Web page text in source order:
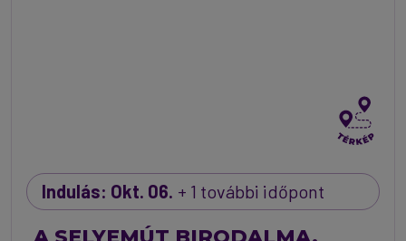
Indulás: Okt. 06. + 1 további időpont